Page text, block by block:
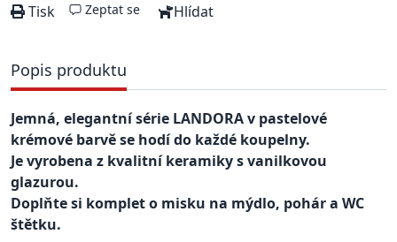
Tisk Zeptat se Hlídat
Popis produktu
Jemná, elegantní série LANDORA v pastelové
krémové barvě se hodí do každé koupelny.
Je vyrobena z kvalitní keramiky s vanilkovou
glazurou.
Doplňte si komplet o misku na mýdlo, pohár a WC
štětku.